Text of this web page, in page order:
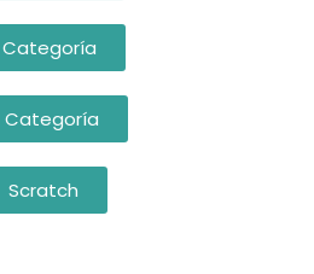
Categoría
Categoría
Scratch